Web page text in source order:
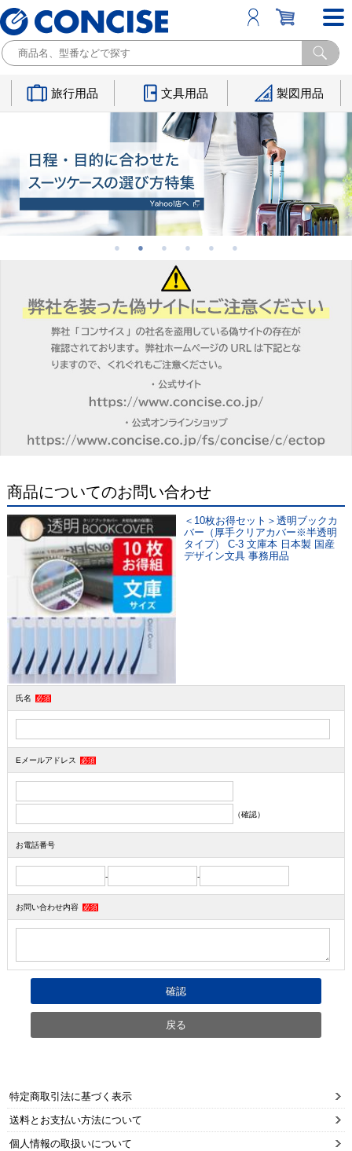
旅行用品 文具用品 製図用品
商品についてのお問い合わせ
＜10枚お得セット＞透明ブックカ
バー（厚手クリアカバー※半透明
タイプ） C-3 文庫本 日本製 国産
デザイン文具 事務用品
氏名 必須
Eメールアドレス 必須
（確認）
お電話番号
- -
お問い合わせ内容 必須
特定商取引法に基づく表示
送料とお支払い方法について
個人情報の取扱いについて